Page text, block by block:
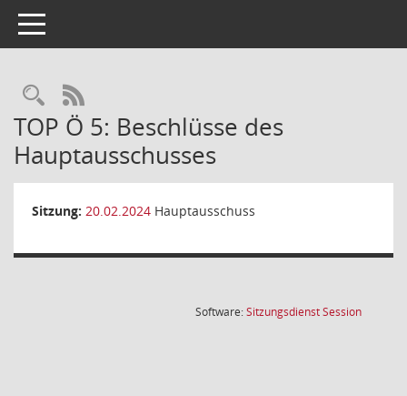
Toggle navigation
Rechercheauswahl
RSS-Feed
TOP Ö 5: Beschlüsse des
Hauptausschusses
Sitzung: 20.02.2024 Hauptausschuss
Software:SitzungsdienstSession(Wird in